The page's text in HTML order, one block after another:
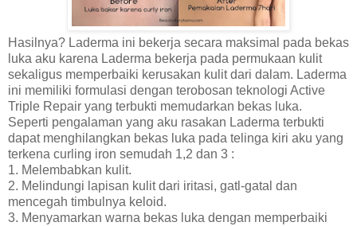
Hasilnya? Laderma ini bekerja secara maksimal pada bekas
luka aku karena Laderma bekerja pada permukaan kulit
sekaligus memperbaiki kerusakan kulit dari dalam. Laderma
ini memiliki formulasi dengan terobosan teknologi Active
Triple Repair yang terbukti memudarkan bekas luka.
Seperti pengalaman yang aku rasakan Laderma terbukti
dapat menghilangkan bekas luka pada telinga kiri aku yang
terkena curling iron semudah 1,2 dan 3 :
1. Melembabkan kulit.
2. Melindungi lapisan kulit dari iritasi, gatl-gatal dan
mencegah timbulnya keloid.
3. Menyamarkan warna bekas luka dengan memperbaiki